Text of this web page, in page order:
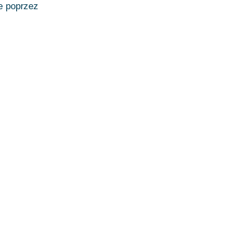
Regulaminy
poprzez